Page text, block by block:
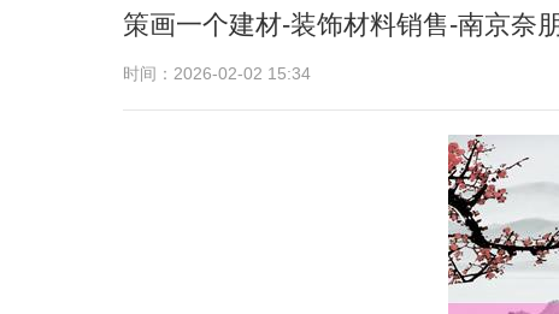
策画一个建材-装饰材料销售-南京奈
时间：2026-02-02 15:34